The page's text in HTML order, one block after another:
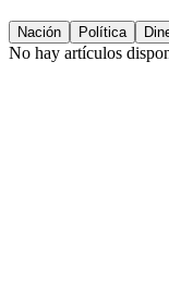
Nación Política
No hay artículos